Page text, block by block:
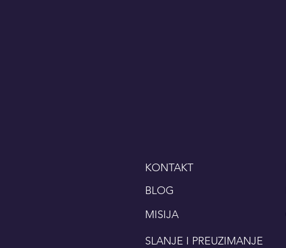
KONTAKT
BLOG
MISIJA
SLANJE I PREUZIMANJE